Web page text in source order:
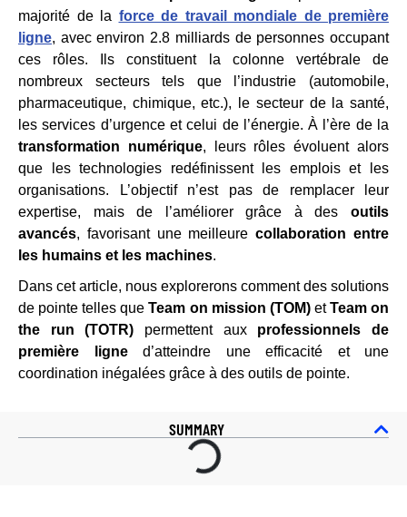
majorité de la force de travail mondiale de première
ligne, avec environ 2.8 milliards de personnes occupant
ces rôles. Ils constituent la colonne vertébrale de
nombreux secteurs tels que l’industrie (automobile,
pharmaceutique, chimique, etc.), le secteur de la santé,
les services d’urgence et celui de l’énergie. À l’ère de la
transformation numérique, leurs rôles évoluent alors
que les technologies redéfinissent les emplois et les
organisations. L’objectif n’est pas de remplacer leur
expertise, mais de l’améliorer grâce à des outils
avancés, favorisant une meilleurecollaboration entre
les humains et les machines.
Dans cet article, nous explorerons comment des solutions
de pointe telles queTeam on mission (TOM)etTeam on
the run (TOTR) permettent aux professionnels de
première ligned’atteindre une efficacité et une
coordination inégalées grâce à des outils de pointe.
SUMMARY